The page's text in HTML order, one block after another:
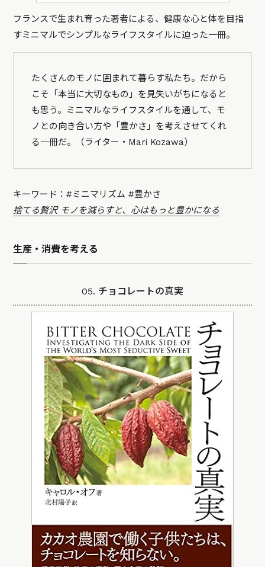
フランスで生まれ育った著者による、健康な心と体を目指
すミニマルでシンプルなライフスタイルに迫った一冊。
たくさんのモノに囲まれて暮らす私たち。だから
こそ「本当に大切なもの」を見失いがちになると
も思う。ミニマルなライフスタイルを通して、モ
ノとの向き合い方や「豊かさ」を考えさせてくれ
る一冊だ。（ライター・Mari Kozawa）
キーワード：#ミニマリズム #豊かさ
捨てる贅沢 モノを減らすと、心はもっと豊かになる
生産・消費を考える
05. チョコレートの真実